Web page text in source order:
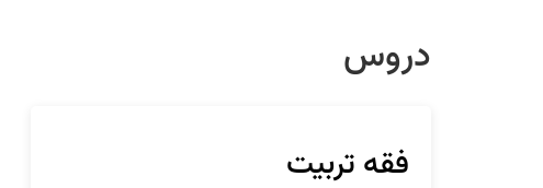
دروس
فقه تربیت